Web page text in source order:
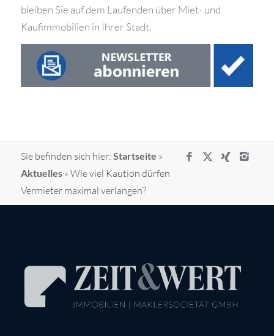
bleiben Sie auf dem Laufenden über Miet- und
Kaufimmobilien in Ihrer Stadt.
Sie befinden sich hier: Startseite »
Aktuelles» Wie viel Kaution dürfen
Vermieter maximal verlangen?